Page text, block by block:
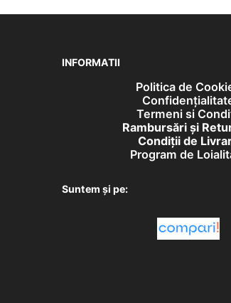
INFORMATII
Politica de
Termeni si
Rambursări și
Condiţii de
Program de
Suntem și pe: